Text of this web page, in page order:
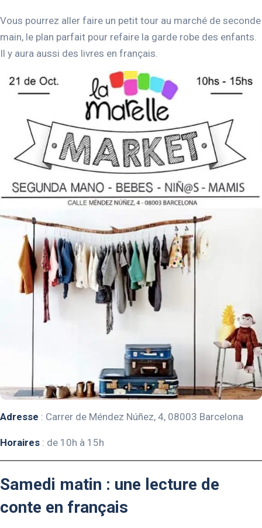
Vous pourrez aller faire un petit tour au marché de seconde
main, le plan parfait pour refaire la garde robe des enfants.
Il y aura aussi des livres en français.
Adresse : Carrer de Méndez Núñez, 4, 08003 Barcelona
Horaires : de 10h à 15h
Samedi matin : une lecture de
conte en français